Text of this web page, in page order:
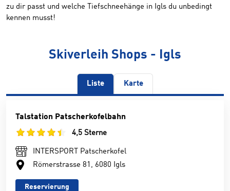
zu dir passt und welche Tiefschneehänge in Igls du unbedingt
kennen musst!
Skiverleih Shops - Igls
Liste Karte
Talstation Patscherkofelbahn
4,5 Sterne
INTERSPORT Patscherkofel
Römerstrasse 81, 6080 Igls
Reservierung